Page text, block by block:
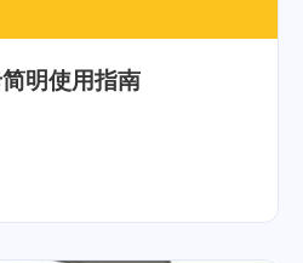
明使用指南